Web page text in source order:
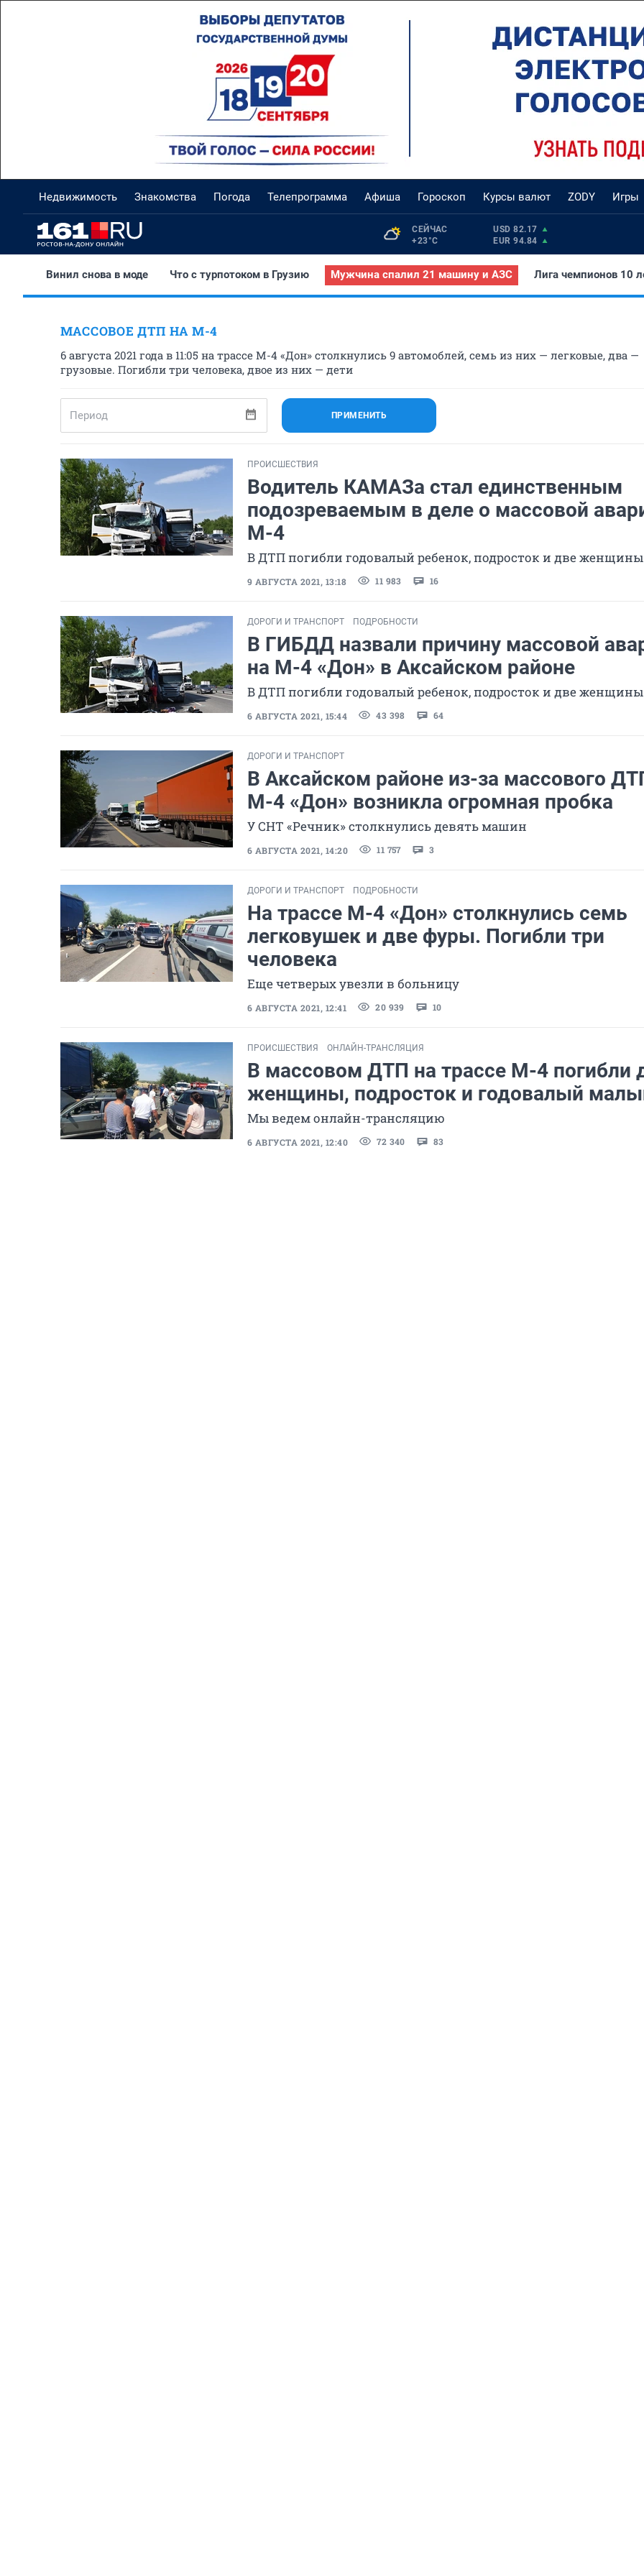
Недвижимость Знакомства Погода Телепрограмма Афиша Гороскоп Курсы валют ZODY Игры
СЕЙЧАС
+23°С
USD 82.17
EUR 94.84
Винил снова в моде Что с турпотоком в Грузию Мужчина спалил 21 машину и АЗС Лига чемпионов 10
МАССОВОЕ ДТП НА М-4
6 августа 2021 года в 11:05 на трассе М-4 «Дон» столкнулись 9 автомоблей, семь из них — легковые, два —
грузовые. Погибли три человека, двое из них — дети
ПРИМЕНИТЬ
ПРОИСШЕСТВИЯ
Водитель КАМАЗа стал единственным
подозреваемым в деле о массовой
М-4
В ДТП погибли годовалый ребенок, подросток и две женщины
9 АВГУСТА 2021, 13:18 11 983 16
ДОРОГИ И ТРАНСПОРТ ПОДРОБНОСТИ
В ГИБДД назвали причину массовой
на М-4 «Дон» в Аксайском районе
В ДТП погибли годовалый ребенок, подросток и две женщины
6 АВГУСТА 2021, 15:44 43 398 64
ДОРОГИ И ТРАНСПОРТ
В Аксайском районе из-за массового
М-4 «Дон» возникла огромная пробка
У СНТ «Речник» столкнулись девять машин
6 АВГУСТА 2021, 14:20 11 757 3
ДОРОГИ И ТРАНСПОРТ ПОДРОБНОСТИ
На трассе М-4 «Дон» столкнулись семь
легковушек и две фуры. Погибли три
человека
Еще четверых увезли в больницу
6 АВГУСТА 2021, 12:41 20 939 10
ПРОИСШЕСТВИЯ ОНЛАЙН-ТРАНСЛЯЦИЯ
В массовом ДТП на трассе М-4 погибли
женщины, подросток и годовалый
Мы ведем онлайн-трансляцию
6 АВГУСТА 2021, 12:40 72 340 83